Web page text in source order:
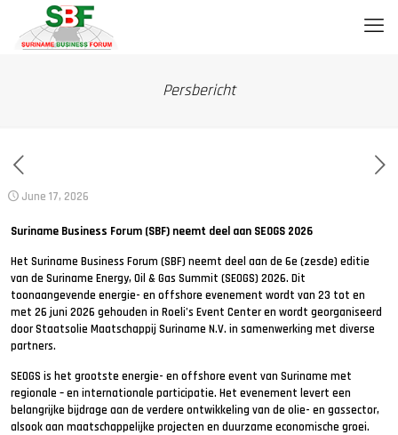
Persbericht
June 17, 2026
Suriname Business Forum (SBF) neemt deel aan SEOGS 2026
Het Suriname Business Forum (SBF) neemt deel aan de 6e (zesde) editie
van de Suriname Energy, Oil & Gas Summit (SEOGS) 2026. Dit
toonaangevende energie- en offshore evenement wordt van 23 tot en
met 26 juni 2026 gehouden in Roeli’s Event Center en wordt georganiseerd
door Staatsolie Maatschappij Suriname N.V. in samenwerking met diverse
partners.
SEOGS is het grootste energie- en offshore event van Suriname met
regionale – en internationale participatie. Het evenement levert een
belangrijke bijdrage aan de verdere ontwikkeling van de olie- en gassector,
alsook aan maatschappelijke projecten en duurzame economische groei.